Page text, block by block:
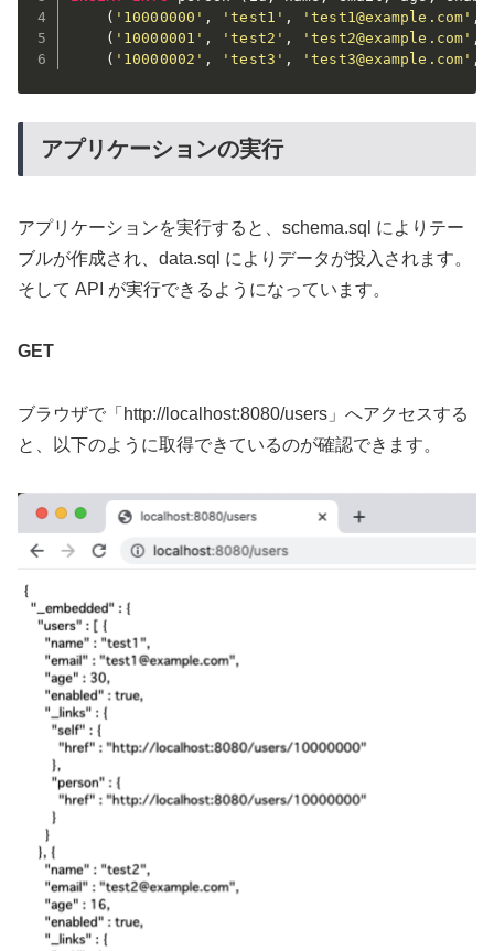
( '10000000' , 'test1' , 'test1@example.com' ,
( '10000001' , 'test2' , 'test2@example.com' ,
( '10000002' , 'test3' , 'test3@example.com' ,
アプリケーションの実行
アプリケーションを実行すると、schema.sql によりテー
ブルが作成され、data.sql によりデータが投入されます。
そして API が実行できるようになっています。
GET
ブラウザで「http://localhost:8080/users」へアクセスする
と、以下のように取得できているのが確認できます。